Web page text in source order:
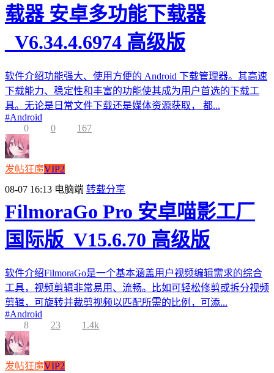
载器 安卓多功能下载器
_V6.34.4.6974 高级版
软件介绍功能强大、使用方便的 Android 下载管理器。其高速
下载能力、稳定性和丰富的功能使其成为用户首选的下载工
具。无论是日常文件下载还是媒体资源获取， 都...
#Android
0
0 167
发帖狂魔VIP2
08-07 16:13 电脑端 转载分享
FilmoraGo Pro 安卓喵影工厂
国际版_V15.6.70 高级版
软件介绍FilmoraGo是一个基本涵盖用户视频编辑需求的综合
工具，视频剪辑非常易用、流畅。比如可轻松修剪或拆分视频
剪辑，可旋转并裁剪视频以匹配所需的比例，可添...
#Android
8
23 1.4k
发帖狂魔VIP2